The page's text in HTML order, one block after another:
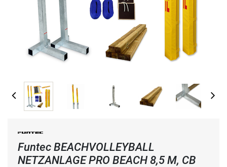
Funtec BEACHVOLLEYBALL
NETZANLAGE PRO BEACH 8,5 M, CB